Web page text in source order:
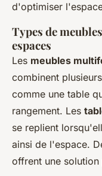
d'optimiser
Types de
espaces
Les meubles
combinent
comme une table
rangement. Les
se replient
ainsi de l'espace.
offrent une